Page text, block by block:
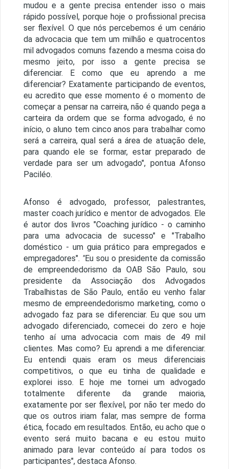
mudou e a gente precisa entender isso o mais
rápido possível, porque hoje o profissional precisa
ser flexível. O que nós percebemos é um cenário
da advocacia que tem um milhão e quatrocentos
mil advogados comuns fazendo a mesma coisa do
mesmo jeito, por isso a gente precisa se
diferenciar. E como que eu aprendo a me
diferenciar? Exatamente participando de eventos,
eu acredito que esse momento é o momento de
começar a pensar na carreira, não é quando pega a
carteira da ordem que se forma advogado, é no
início, o aluno tem cinco anos para trabalhar como
será a carreira, qual será a área de atuação dele,
para quando ele se formar, estar preparado de
verdade para ser um advogado", pontua Afonso
Paciléo.
Afonso é advogado, professor, palestrantes,
master coach jurídico e mentor de advogados. Ele
é autor dos livros "Coaching jurídico - o caminho
para uma advocacia de sucesso" e "Trabalho
doméstico - um guia prático para empregados e
empregadores". "Eu sou o presidente da comissão
de empreendedorismo da OAB São Paulo, sou
presidente da Associação dos Advogados
Trabalhistas de São Paulo, então eu venho falar
mesmo de empreendedorismo marketing, como o
advogado faz para se diferenciar. Eu que sou um
advogado diferenciado, comecei do zero e hoje
tenho aí uma advocacia com mais de 49 mil
clientes. Mas como? Eu aprendi a me diferenciar.
Eu entendi quais eram os meus diferenciais
competitivos, o que eu tinha de qualidade e
explorei isso. E hoje me tornei um advogado
totalmente diferente da grande maioria,
exatamente por ser flexível, por não ter medo do
que os outros iriam falar, mas sempre de forma
ética, focado em resultados. Então, eu acho que o
evento será muito bacana e eu estou muito
animado para levar conteúdo aí para todos os
participantes", destaca Afonso.